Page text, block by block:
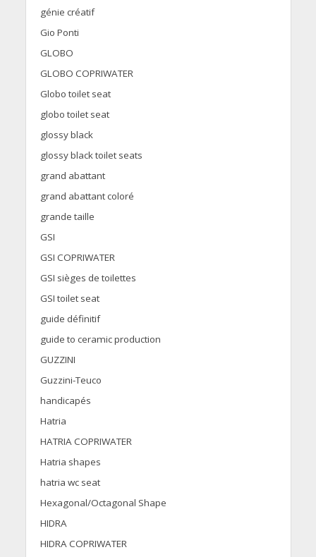
génie créatif
Gio Ponti
GLOBO
GLOBO COPRIWATER
Globo toilet seat
globo toilet seat
glossy black
glossy black toilet seats
grand abattant
grand abattant coloré
grande taille
GSI
GSI COPRIWATER
GSI sièges de toilettes
GSI toilet seat
guide définitif
guide to ceramic production
GUZZINI
Guzzini-Teuco
handicapés
Hatria
HATRIA COPRIWATER
Hatria shapes
hatria wc seat
Hexagonal/Octagonal Shape
HIDRA
HIDRA COPRIWATER